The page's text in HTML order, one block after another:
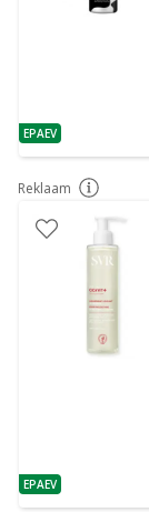
nõuanne
EPAEV
Reklaam nõuanne
nõuanne
EPAEV